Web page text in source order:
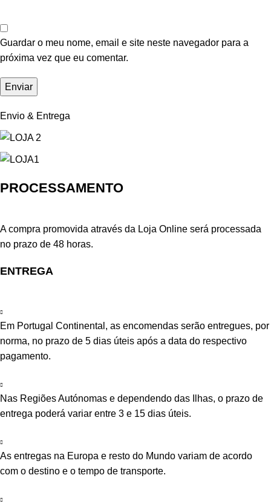
Guardar o meu nome, email e site neste navegador para a
próxima vez que eu comentar.
Envio & Entrega
PROCESSAMENTO
A compra promovida através da Loja Online será processada
no prazo de 48 horas.
ENTREGA
Em Portugal Continental, as encomendas serão entregues, por
norma, no prazo de 5 dias úteis após a data do respectivo
pagamento.
Nas Regiões Autónomas e dependendo das Ilhas, o prazo de
entrega poderá variar entre 3 e 15 dias úteis.
As entregas na Europa e resto do Mundo variam de acordo
com o destino e o tempo de transporte.